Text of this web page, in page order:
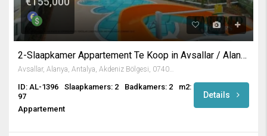
2-Slaapkamer Appartement Te Koop in Avsallar / Alanya
Avsallar, Alanya, Antalya, Akdeniz Bölgesi, 07407, Türkiye
ID: AL-1396 Slaapkamers: 2 Badkamers: 2
m2:
97
Appartement
Details